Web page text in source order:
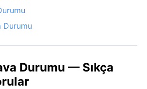
Durumu
Durumu — Sıkça